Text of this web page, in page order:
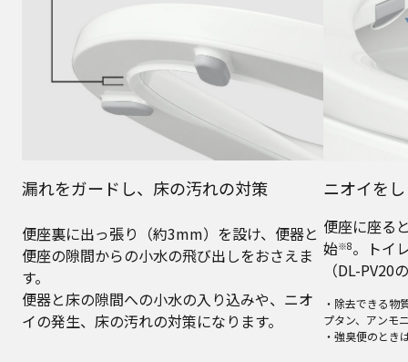
漏れをガードし、床の汚れの対策
便座裏に出っ張り（約3mm）を設け、便器と
便座の隙間からの小水の飛び出しをおさえま
す。
便器と床の隙間への小水の入り込みや、ニオ
イの発生、床の汚れの対策になります。
ニオイを
便座に座る
始※8。トイ
（DL-PV20
・除去できる物
プタン、アンモ
・強臭便のとき